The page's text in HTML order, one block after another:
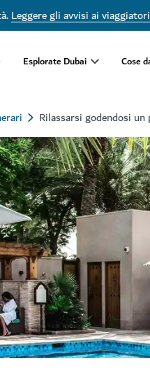
Leggere gli avvisi ai viaggiatori
Esplorate Dubai Cose
Rilassarsi godendosi